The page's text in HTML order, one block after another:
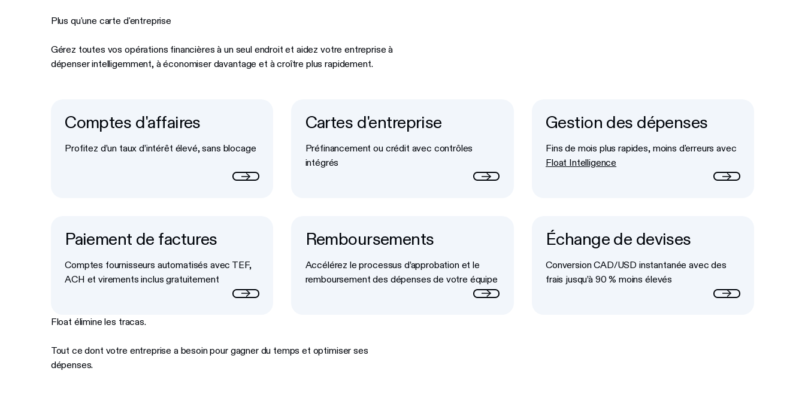
Plus qu'une carte d'entreprise
Gérez toutes vos opérations financières à un seul endroit et aidez votre entreprise à
dépenser intelligemment, à économiser davantage et à croître plus rapidement.
Comptes d'affaires
Profitez d’un taux d’intérêt élevé, sans blocage
Button Text Cartes d'entreprise
Préfinancement ou crédit avec contrôles
intégrés
Button Text Gestion des dépenses
Fins de mois plus rapides, moins d'erreurs avec
Float Intelligence
Button Text
Paiement de factures
Comptes fournisseurs automatisés avec TEF,
ACH et virements inclus gratuitement
Button Text Remboursements
Accélérez le processus d’approbation et le
remboursement des dépenses de votre équipe
Button Text Échange de devises
Conversion CAD/USD instantanée avec des
frais jusqu’à 90 % moins élevés
Button Text
Float élimine les tracas.
Tout ce dont votre entreprise a besoin pour gagner du temps et optimiser ses
dépenses.